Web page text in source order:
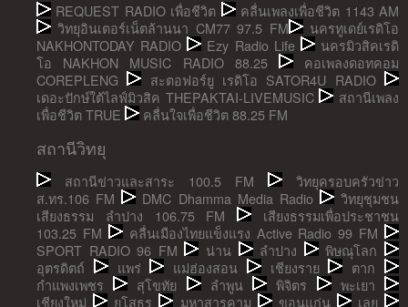
REQUEST RADIO เพื่อชีวิต
คลื่นเพลงเพื่อชีวิต 1143 AM
วิทยุอินเตอร์เน็ตล้านนา CM77 97.5 FM
นครทูเดย์เรดิโอ
NAKHONTODAY RADIO
Ezy Radio Life
นครมิวสิคเรดิ
โอ NAKHON MUSIC RADIO 88.25
คอเพลงดอทคอม
COREPLENG
สะตอฟอร์ยู เรดิโอ SATOR4U RADIO
เดอะปักษ์ใต้ไลฟ์มิวสิค THEPAKTAI-LIVEMUSIC
สถานีเพลง
เพื่อชีวิต TRUE
คลื่นใจเพื่อชีวิต 88.25 FM
สถานีวิทยุ
สถานีข่าวและสาระ 100.5 FM
วิทยุครอบครัวข่าว
ส.ทร.106 FM
DMC Dhamma Media Radio
วิทยุชุมชน
เสียงธรรม ลำปาง 106.75 FM
เสียงธรรมเพื่อประชาชน
103.25 FM
คลื่นเมืองไทยแข็งแรง Active Radio 99 FM
SPORT RADIO 96 FM
น่าน ลำปาง
พิษณุโลก
อุตรดิตถ์
แพร่ แม่ฮ่องสอน เชียงราย
ตาก
กำแพงเพชร
สุโขทัย ลำพูน พิจิตร
พะเยา
เชียงใหม่
ยโสธร มหาสารคาม ขอนแก่น
เลย